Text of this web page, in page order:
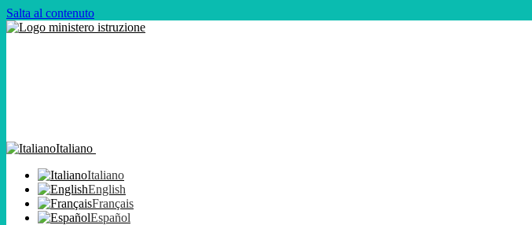
Salta al contenuto
Italiano
Italiano
English
Français
Español